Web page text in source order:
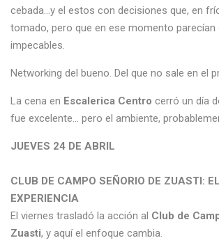
cebada…y el estos con decisiones que, en
tomado, pero que en ese momento
impecables.
Networking del bueno. Del que no sale en el
La cena en Escalerica Centro cerró un día
fue excelente… pero el ambiente,
JUEVES 24 DE ABRIL
CLUB DE CAMPO SEÑORIO DE ZUASTI:
EXPERIENCIA
El viernes trasladó la acción al Club de
Zuasti, y aquí el enfoque cambia.